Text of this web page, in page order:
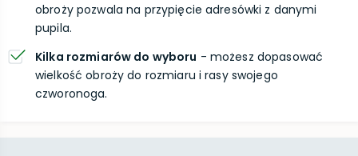
obroży pozwala na przypięcie adresówki z danymi
pupila.
Kilka rozmiarów do wyboru - możesz dopasować
wielkość obroży do rozmiaru i rasy swojego
czworonoga.